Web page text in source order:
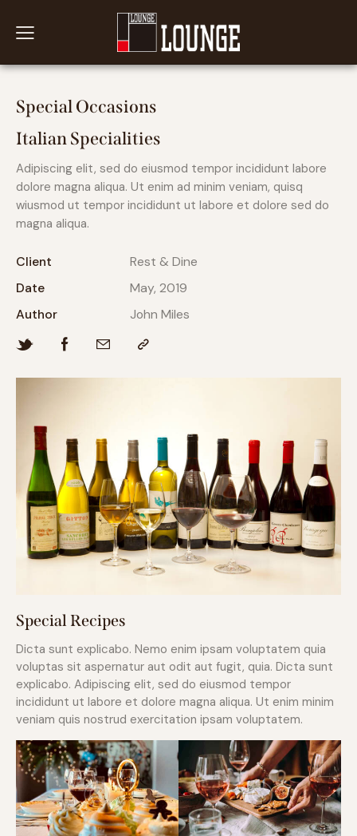
Special Occasions
Special Recipes
Dicta sunt explicabo. Nemo enim ipsam voluptatem quia
voluptas sit aspernatur aut odit aut fugit, quia. Dicta sunt
explicabo. Adipiscing elit, sed do eiusmod tempor
incididunt ut labore et dolore magna aliqua. Ut enim minim
veniam quis nostrud exercitation ipsam voluptatem.
Italian Specialities
Adipiscing elit, sed do eiusmod tempor incididunt labore
dolore magna aliqua. Ut enim ad minim veniam, quisq
wiusmod ut tempor incididunt ut labore et dolore sed do
magna aliqua.
Client
Rest & Dine
Date
May, 2019
Author
John Miles